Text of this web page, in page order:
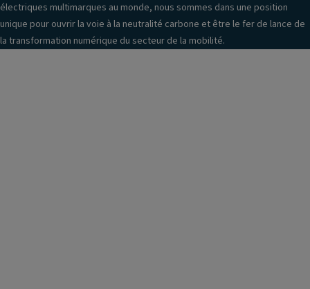
électriques multimarques au monde, nous sommes dans une position
unique pour ouvrir la voie à la neutralité carbone et être le fer de lance de
la transformation numérique du secteur de la mobilité.